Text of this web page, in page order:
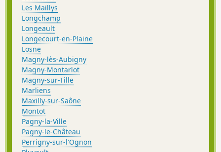
Les Maillys
Longchamp
Longeault
Longecourt-en-Plaine
Losne
Magny-lès-Aubigny
Magny-Montarlot
Magny-sur-Tille
Marliens
Maxilly-sur-Saône
Montot
Pagny-la-Ville
Pagny-le-Château
Perrigny-sur-l'Ognon